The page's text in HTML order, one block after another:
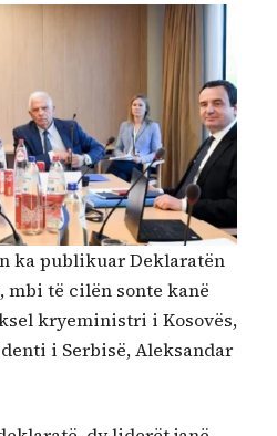
ka publikuar Deklaratën
të cilën sonte kanë
kryeministri i Kosovës,
i Serbisë, Aleksandar